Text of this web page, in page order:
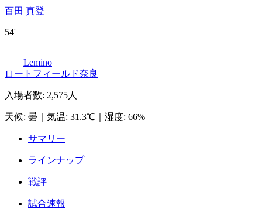
百田 真登
54'
Lemino
ロートフィールド奈良
入場者数: 2,575人
天候: 曇 気温: 31.3℃ 湿度: 66%
サマリー
ラインナップ
戦評
試合速報